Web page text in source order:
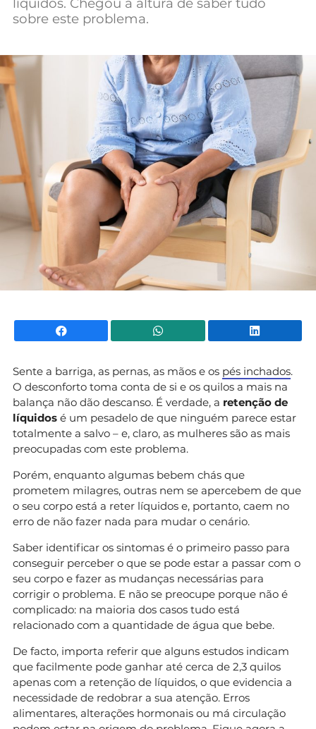
Mundial 2026
sobre este problema.
Facebook WhatsApp
Sente a barriga, as pernas, as mãos e os pés inchados.
O desconforto toma conta de si e os quilos a mais na
balança não dão descanso. É verdade, a retenção de
líquidos é um pesadelo de que ninguém parece estar
totalmente a salvo – e, claro, as mulheres são as mais
preocupadas com este problema.
Porém, enquanto algumas bebem chás que
prometem milagres, outras nem se apercebem de que
o seu corpo está a reter líquidos e, portanto, caem no
erro de não fazer nada para mudar o cenário.
Saber identificar os sintomas é o primeiro passo para
conseguir perceber o que se pode estar a passar com o
seu corpo e fazer as mudanças necessárias para
corrigir o problema. E não se preocupe porque não é
complicado: na maioria dos casos tudo está
relacionado com a quantidade de água que bebe.
De facto, importa referir que alguns estudos indicam
que facilmente pode ganhar até cerca de 2,3 quilos
apenas com a retenção de líquidos, o que evidencia a
necessidade de redobrar a sua atenção. Erros
alimentares, alterações hormonais ou má circulação